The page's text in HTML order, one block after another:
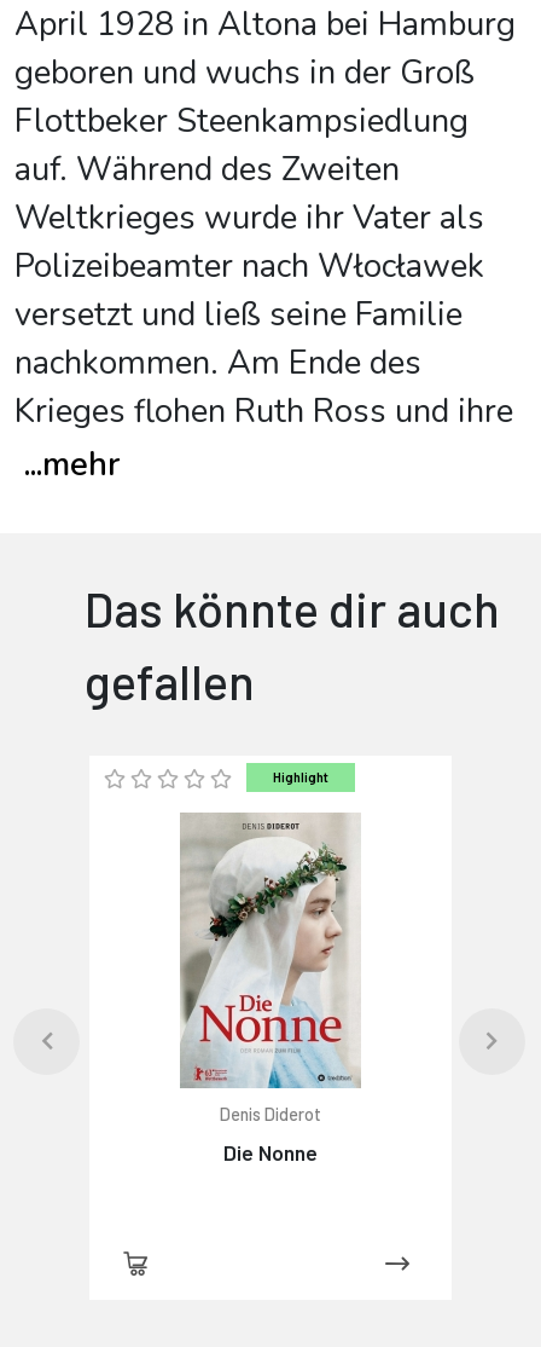
April 1928 in Altona bei Hamburg
geboren und wuchs in der Groß
Flottbeker Steenkampsiedlung
auf. Während des Zweiten
Weltkrieges wurde ihr Vater als
Polizeibeamter nach Włocławek
versetzt und ließ seine Familie
nachkommen. Am Ende des
Krieges flohen Ruth Ross und ihre
...mehr
Das könnte dir auch
gefallen
Highlight
Denis Diderot
Die Nonne